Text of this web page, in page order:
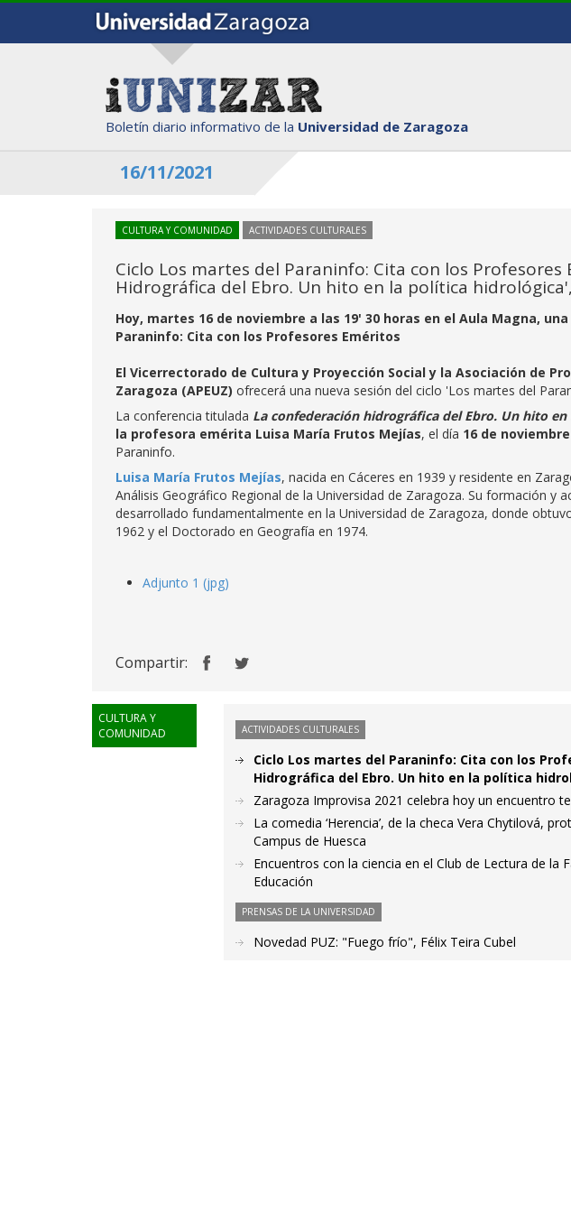
Boletín diario informativo de la Universidad de Zaragoza
16/11/2021
CULTURA Y COMUNIDAD ACTIVIDADES CULTURALES
Ciclo Los martes del Paraninfo: Cita con los
Hidrográfica del Ebro. Un hito en la política
Hoy, martes 16 de noviembre a las 19' 30 horas en el Aula Magna,
Paraninfo: Cita con los Profesores Eméritos
El Vicerrectorado de Cultura y Proyección Social y la Asociación de
Zaragoza (APEUZ) ofrecerá una nueva sesión del ciclo 'Los martes del
La conferencia titulada La confederación hidrográfica del Ebro. Un hito
la profesora emérita Luisa María Frutos Mejías, el día 16 de noviembre
Paraninfo.
Luisa María Frutos Mejías, nacida en Cáceres en 1939 y residente en
Análisis Geográfico Regional de la Universidad de Zaragoza. Su formación y
desarrollado fundamentalmente en la Universidad de Zaragoza, donde
1962 y el Doctorado en Geografía en 1974.
Adjunto 1 (jpg)
Compartir:
CULTURA Y
COMUNIDAD
ACTIVIDADES CULTURALES
Ciclo Los martes del Paraninfo: Cita con los
Hidrográfica del Ebro. Un hito en la política
Zaragoza Improvisa 2021 celebra hoy un encuentro
La comedia ‘Herencia’, de la checa Vera Chytilová,
Campus de Huesca
Encuentros con la ciencia en el Club de Lectura de la
Educación
PRENSAS DE LA UNIVERSIDAD
Novedad PUZ: "Fuego frío", Félix Teira Cubel